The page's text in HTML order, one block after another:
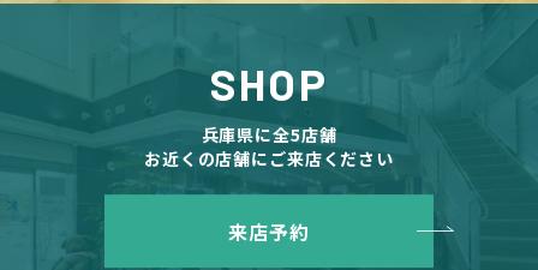
SHOP
兵庫県に全5店舗
お近くの店舗にご来店ください
来店予約